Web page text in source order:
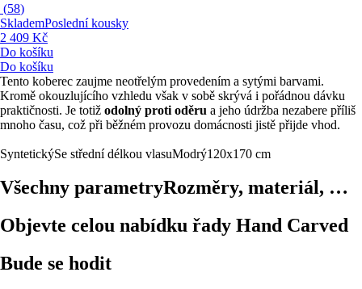
(58)
SklademPoslední kousky
2 409 Kč
Do košíku
Do košíku
Tento koberec zaujme neotřelým provedením a sytými barvami.
Kromě okouzlujícího vzhledu však v sobě skrývá i pořádnou dávku
praktičnosti. Je totiž odolný proti oděru a jeho údržba nezabere příliš
mnoho času, což při běžném provozu domácnosti jistě přijde vhod.
SyntetickýSe střední délkou vlasuModrý120x170 cm
Všechny parametryRozměry, materiál, …
Objevte celou nabídku řady Hand Carved
Bude se hodit